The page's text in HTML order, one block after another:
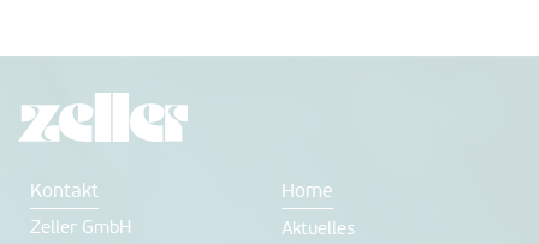
Kontakt
Zeller GmbH
Home
Aktuelles